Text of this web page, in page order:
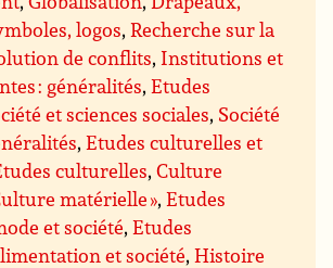
logos,Recherche sur la
de conflits, Institutions et
: généralités,Etudes
et sciences sociales, Société
,Etudes culturelles et
culturelles,Culture
matérielle »,Etudes
et société,Etudes
et société,Histoire